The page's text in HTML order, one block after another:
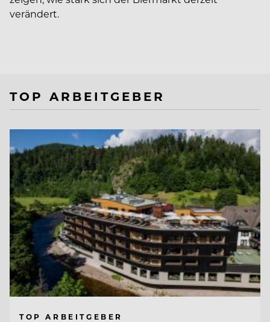
verändert.
TOP ARBEITGEBER
TOP ARBEITGEBER